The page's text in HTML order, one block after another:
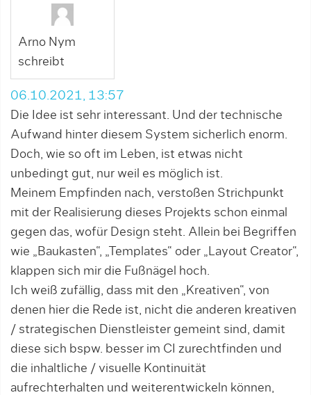
Arno Nym
schreibt
06.10.2021, 13:57
Die Idee ist sehr interessant. Und der technische
Aufwand hinter diesem System sicherlich enorm.
Doch, wie so oft im Leben, ist etwas nicht
unbedingt gut, nur weil es möglich ist.
Meinem Empfinden nach, verstoßen Strichpunkt
mit der Realisierung dieses Projekts schon einmal
gegen das, wofür Design steht. Allein bei Begriffen
wie „Baukasten“, „Templates“ oder „Layout Creator“,
klappen sich mir die Fußnägel hoch.
Ich weiß zufällig, dass mit den „Kreativen“, von
denen hier die Rede ist, nicht die anderen kreativen
/ strategischen Dienstleister gemeint sind, damit
diese sich bspw. besser im CI zurechtfinden und
die inhaltliche / visuelle Kontinuität
aufrechterhalten und weiterentwickeln können,